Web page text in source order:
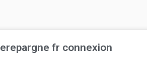
fr connexion